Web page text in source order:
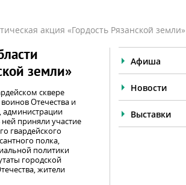
акция «Гордость Рязанской земли»
земли»
сквере
Отечества и
администрации
приняли участие
гвардейского
полка,
политики
городской
жители
Афиша
Новости
Выставки